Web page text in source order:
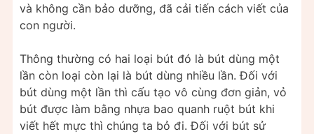
và không cần bảo dưỡng, đã cải tiến cách viết của
con người.
Thông thường có hai loại bút đó là bút dùng một
lần còn loại còn lại là bút dùng nhiều lần. Đối với
bút dùng một lần thì cấu tạo vô cùng đơn giản, vỏ
bút được làm bằng nhựa bao quanh ruột bút khi
viết hết mực thì chúng ta bỏ đi. Đối với bút sử